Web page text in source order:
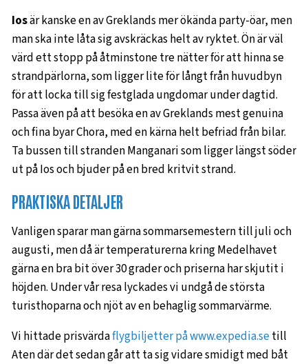
Iosär kanske en av Greklands mer ökända party-öar, men
man ska inte låta sig avskräckas helt av ryktet. Ön är väl
värd ett stopp på åtminstone tre nätter för att hinna se
strandpärlorna, som ligger lite för långt från huvudbyn
för att locka till sig festglada ungdomar under dagtid.
Passa även på att besöka en av Greklands mest genuina
och fina byar Chora, med en kärna helt befriad från bilar.
Ta bussen till stranden Manganari som ligger längst söder
ut på Ios och bjuder på en bred kritvit strand.
PRAKTISKA DETALJER
Vanligen sparar man gärna sommarsemestern till juli och
augusti, men då är temperaturerna kring Medelhavet
gärna en bra bit över 30 grader och priserna har skjutit i
höjden. Under vår resa lyckades vi undgå de största
turisthoparna och njöt av en behaglig sommarvärme.
Vi hittade prisvärdaflygbiljetter på www.expedia.setill
Aten där det sedan går att ta sig vidare smidigt med båt